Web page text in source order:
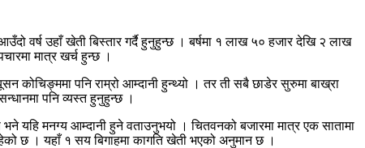
वर्ष उहाँ खेती बिस्तार गर्दै हुनुहुन्छ । बर्षमा १ लाख ५० हजार देखि २ लाख
मात्र खर्च हुन्छ ।
कोचिङ्ममा पनि राम्रो आम्दानी हुन्थ्यो । तर ती सबै छाडेर सुरुमा बाख्रा
पनि व्यस्त हुनुहुन्छ ।
भने यहि मनग्य आम्दानी हुने वताउनुभयो । चितवनको बजारमा मात्र एक सातामा
छ । यहाँ १ सय बिगाहमा कागति खेती भएको अनुमान छ ।